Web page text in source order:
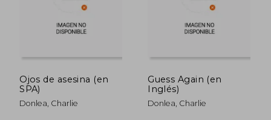
Ojos de asesina (en
SPA)
Donlea, Charlie
Guess Again (en
Inglés)
Donlea, Charlie